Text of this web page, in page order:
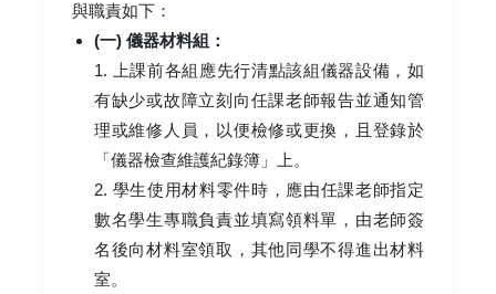
與職責如下：
(一) 儀器材料組：
1. 上課前各組應先行清點該組儀器設備，如
有缺少或故障立刻向任課老師報告並通知管
理或維修人員，以便檢修或更換，且登錄於
「儀器檢查維護紀錄簿」上。
2. 學生使用材料零件時，應由任課老師指定
數名學生專職負責並填寫領料單，由老師簽
名後向材料室領取，其他同學不得進出材料
室。